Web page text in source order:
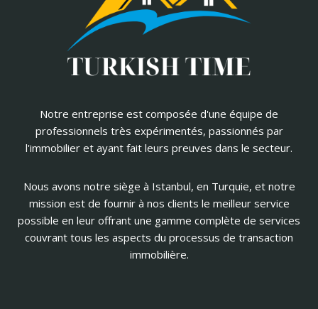
Notre entreprise est composée d'une équipe de
professionnels très expérimentés, passionnés par
l'immobilier et ayant fait leurs preuves dans le secteur.
Nous avons notre siège à Istanbul, en Turquie, et notre
mission est de fournir à nos clients le meilleur service
possible en leur offrant une gamme complète de services
couvrant tous les aspects du processus de transaction
immobilière.